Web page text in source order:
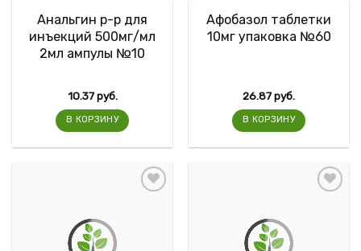
Анальгин р-р для
инъекций 500мг/мл
2мл ампулы №10
10.37руб.
В КОРЗИНУ
Афобазол таблетки
10мг упаковка №60
26.87руб.
В КОРЗИНУ